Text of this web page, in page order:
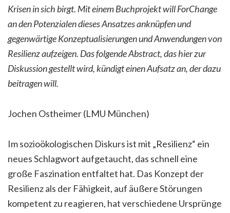
Krisen in sich birgt. Mit einem Buchprojekt will ForChange
an den Potenzialen dieses Ansatzes anknüpfen und
gegenwärtige Konzeptualisierungen und Anwendungen von
Resilienz aufzeigen. Das folgende Abstract, das hier zur
Diskussion gestellt wird, kündigt einen Aufsatz an, der dazu
beitragen will.
Jochen Ostheimer (LMU München)
Im sozioökologischen Diskurs ist mit „Resilienz“ ein
neues Schlagwort aufgetaucht, das schnell eine
große Faszination entfaltet hat. Das Konzept der
Resilienz als der Fähigkeit, auf äußere Störungen
kompetent zu reagieren, hat verschiedene Ursprünge